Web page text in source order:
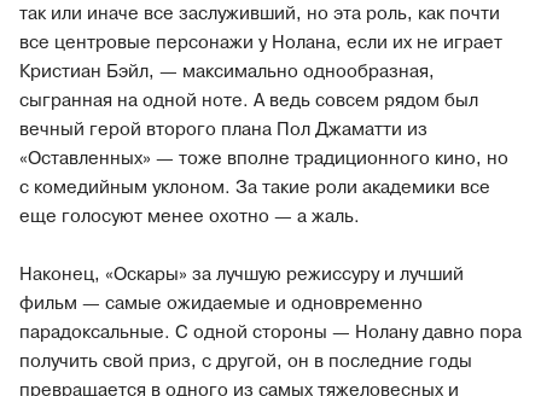
так или иначе все заслуживший, но эта роль, как почти
все центровые персонажи у Нолана, если их не играет
Кристиан Бэйл, — максимально однообразная,
сыгранная на одной ноте. А ведь совсем рядом был
вечный герой второго плана Пол Джаматти из
«Оставленных» — тоже вполне традиционного кино, но
с комедийным уклоном. За такие роли академики все
еще голосуют менее охотно — а жаль.
Наконец, «Оскары» за лучшую режиссуру и лучший
фильм — самые ожидаемые и одновременно
парадоксальные. С одной стороны — Нолану давно пора
получить свой приз, с другой, он в последние годы
превращается в одного из самых тяжеловесных и